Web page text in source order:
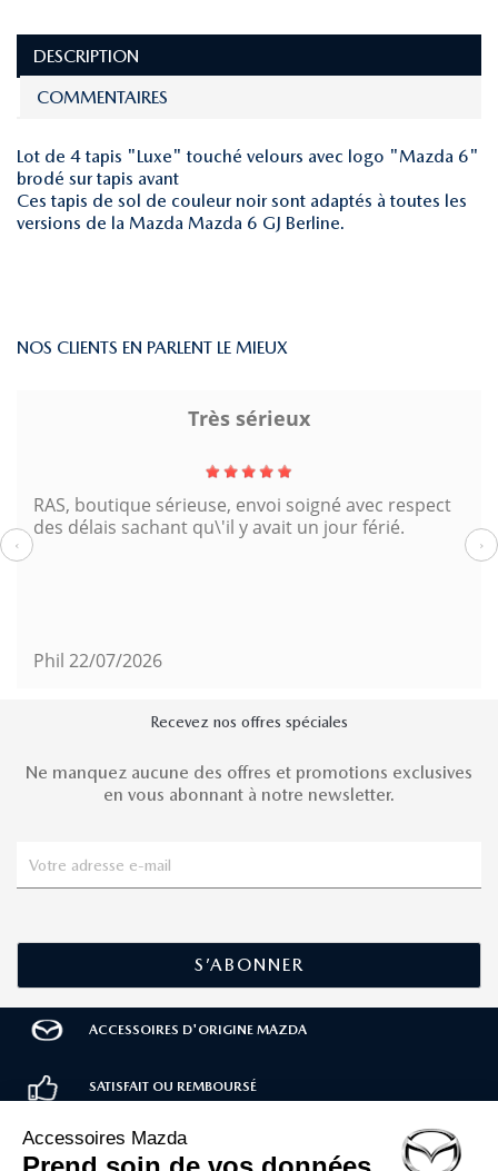
DESCRIPTION
COMMENTAIRES
Lot de 4 tapis "Luxe" touché velours avec logo "Mazda 6"
brodé sur tapis avant
Ces tapis de sol de couleur noir sont adaptés à toutes les
versions de la Mazda Mazda 6 GJ Berline.
NOS CLIENTS EN PARLENT LE MIEUX
Très sérieux
RAS, boutique sérieuse, envoi soigné avec respect
des délais sachant qu\'il y avait un jour férié.
Phil 22/07/2026
‹ ›
Recevez nos offres spéciales
Ne manquez aucune des offres et promotions exclusives
en vous abonnant à notre newsletter.
ACCESSOIRES D'ORIGINE MAZDA
SATISFAIT OU REMBOURSÉ
LIVRAISON RAPIDE